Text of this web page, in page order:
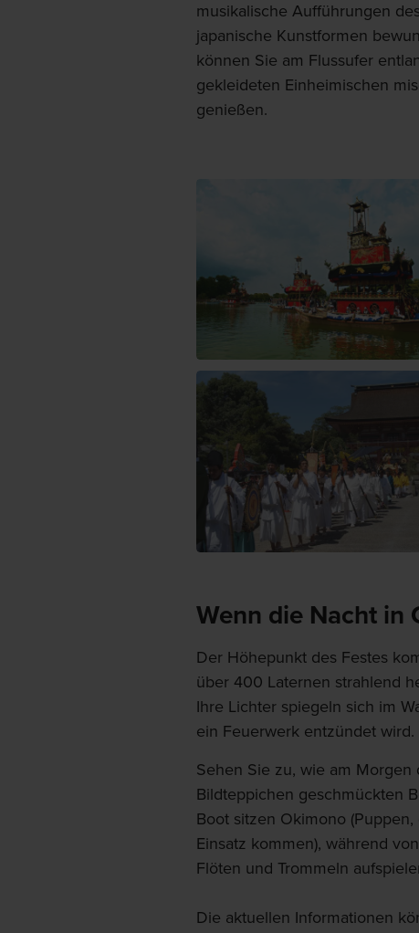
musikalische Aufführungen
japanische Kunstformen
können Sie am Flussufer
gekleideten Einheimischen
genießen.
Wenn die Nacht in
Der Höhepunkt des Festes
über 400 Laternen strahlend
Ihre Lichter spiegeln sich im
ein Feuerwerk entzündet wird.
Sehen Sie zu, wie am
Bildteppichen geschmückten
Boot sitzen Okimono
Einsatz kommen), während
Flöten und Trommeln
Die aktuellen Informationen